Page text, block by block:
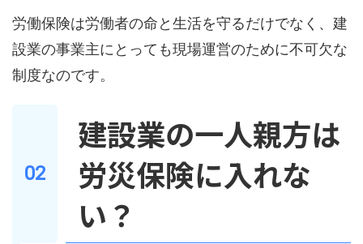
労働保険は労働者の命と生活を守るだけでなく、建
設業の事業主にとっても現場運営のために不可欠な
制度なのです。
建設業の一人親方は
労災保険に入れな
い？